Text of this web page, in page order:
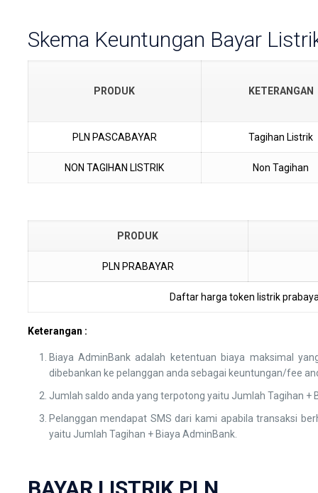
Skema Keuntungan Bayar
PRODUK KETERANGAN
PLN PASCABAYAR Tagihan Listrik
NON TAGIHAN LISTRIK Non Tagihan
PRODUK
PLN PRABAYAR
Daftar harga token listrik
Keterangan :
Biaya AdminBank adalah ketentuan biaya maksimal
dibebankan ke pelanggan anda sebagai keuntungan/fee
Jumlah saldo anda yang terpotong yaitu Jumlah Tagihan +
Pelanggan mendapat SMS dari kami apabila transaksi
yaitu Jumlah Tagihan + Biaya AdminBank.